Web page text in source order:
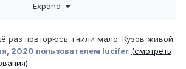
ценность, а не просто машина. Во
фото задней полки видом из
вверх, поговорим дальше. Как вы
владею.
Expand
раз повторюсь: гнили мало. Кузов живой
2020 пользователем lucifer (смотреть